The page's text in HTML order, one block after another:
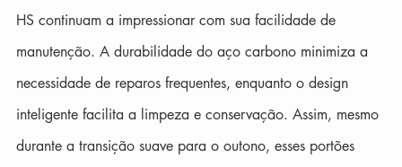
HS continuam a impressionar com sua facilidade de
manutenção. A durabilidade do aço carbono minimiza a
necessidade de reparos frequentes, enquanto o design
inteligente facilita a limpeza e conservação. Assim, mesmo
durante a transição suave para o outono, esses portões